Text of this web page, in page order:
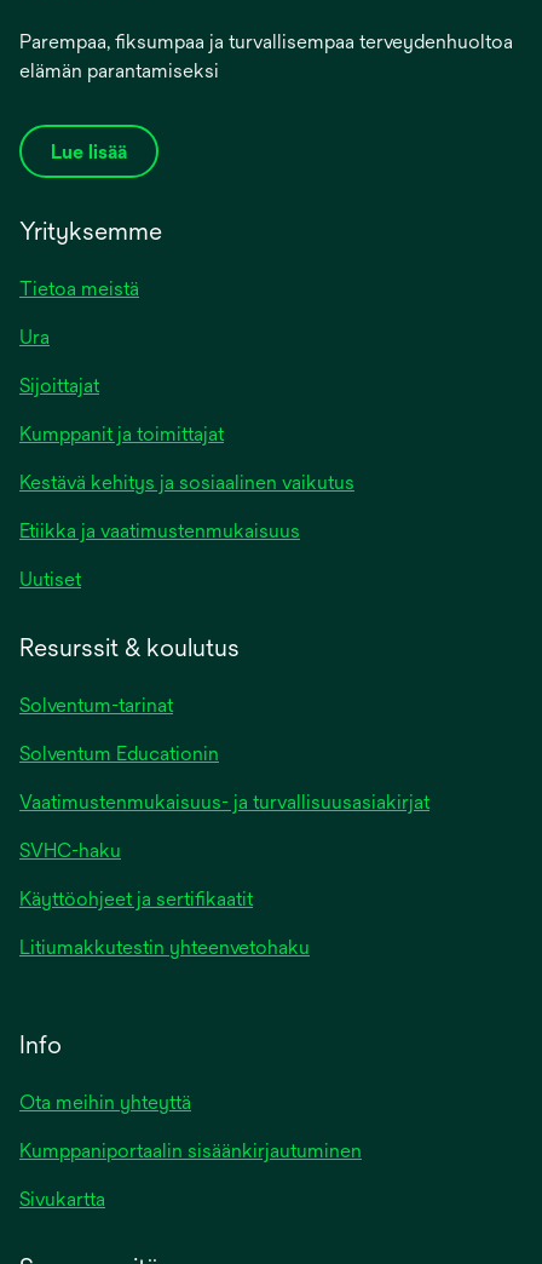
Parempaa, fiksumpaa ja turvallisempaa terveydenhuoltoa
elämän parantamiseksi
Lue lisää
Yrityksemme
Tietoa meistä
Ura
Sijoittajat
Kumppanit ja toimittajat
Kestävä kehitys ja sosiaalinen vaikutus
Etiikka ja vaatimustenmukaisuus
Uutiset
Resurssit & koulutus
Solventum-tarinat
Solventum Educationin
Vaatimustenmukaisuus- ja turvallisuusasiakirjat
SVHC-haku
Käyttöohjeet ja sertifikaatit
Litiumakkutestin yhteenvetohaku
Info
Ota meihin yhteyttä
Kumppaniportaalin sisäänkirjautuminen
Sivukartta